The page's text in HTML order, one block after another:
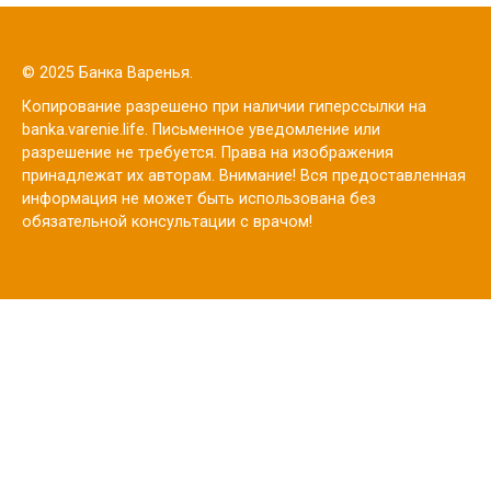
© 2025 Банка Варенья.
Копирование разрешено при наличии гиперссылки на
banka.varenie.life. Письменное уведомление или
разрешение не требуется. Права на изображения
принадлежат их авторам. Внимание! Вся предоставленная
информация не может быть использована без
обязательной консультации с врачом!